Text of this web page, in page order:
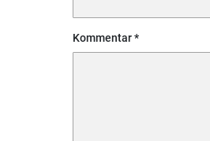
Kommentar